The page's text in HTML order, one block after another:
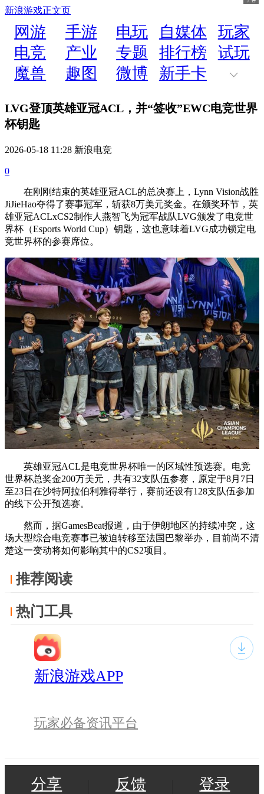
新浪游戏正文页
网游 手游 电玩 自媒体
玩家
电竞
产业 专题 排行榜
试玩
魔兽
趣图 微博 新手卡
LVG登顶英雄亚冠ACL，并“签收”EWC电竞世界
杯钥匙
2026-05-18 11:28 新浪电竞
0
在刚刚结束的英雄亚冠ACL的总决赛上，Lynn Vision战胜
JiJieHao夺得了赛事冠军，斩获8万美元奖金。在颁奖环节，英
雄亚冠ACLxCS2制作人燕智飞为冠军战队LVG颁发了电竞世
界杯（Esports World Cup）钥匙，这也意味着LVG成功锁定电
竞世界杯的参赛席位。
英雄亚冠ACL是电竞世界杯唯一的区域性预选赛。电竞
世界杯总奖金200万美元，共有32支队伍参赛，原定于8月7日
至23日在沙特阿拉伯利雅得举行，赛前还设有128支队伍参加
的线下公开预选赛。
然而，据GamesBeat报道，由于伊朗地区的持续冲突，这
场大型综合电竞赛事已被迫转移至法国巴黎举办，目前尚不清
楚这一变动将如何影响其中的CS2项目。
推荐阅读
热门工具
新浪游戏APP
玩家必备资讯平台
分享 反馈 登录